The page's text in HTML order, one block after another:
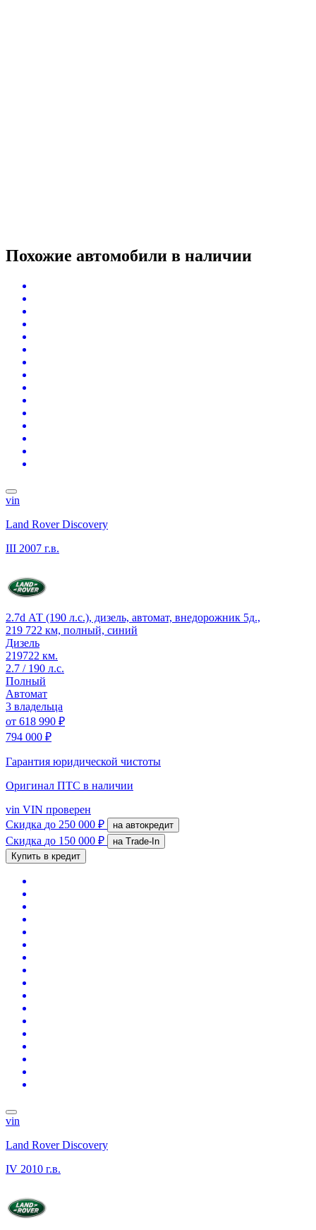
Похожие автомобили в наличии
vin
Land Rover Discovery
III 2007 г.в.
2.7d АТ (190 л.с.), дизель, автомат, внедорожник 5д.,
219 722 км, полный, синий
Дизель
219722 км.
2.7 / 190 л.с.
Полный
Автомат
3 владельца
от 618 990 ₽
794 000 ₽
Гарантия юридической чистоты
Оригинал ПТС в наличии
vin VIN проверен
Скидка до 250 000 ₽ на автокредит
Скидка до 150 000 ₽
на Trade-In
Купить в кредит
vin
Land Rover Discovery
IV 2010 г.в.